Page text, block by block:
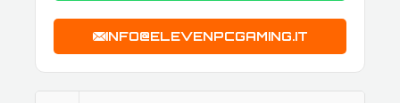
INFO@ELEVENPCGAMING.IT